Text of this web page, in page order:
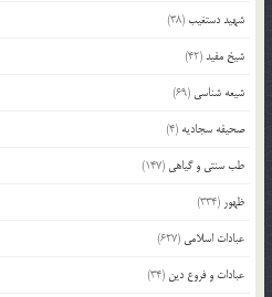
شهید دستغیب(38)
شیخ مفید(42)
شیعه شناسی (69)
صحیفه سجادیه (4)
طب سنتی و گیاهی (147)
ظهور (334)
عبادات اسلامی (627)
عبادات و فروع دین (34)